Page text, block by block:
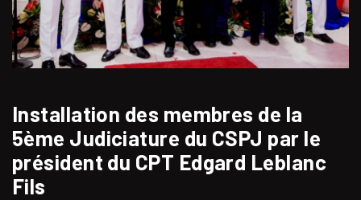
Installation des membres de la
5ème Judiciature du CSPJ par le
président du CPT Edgard Leblanc
Fils